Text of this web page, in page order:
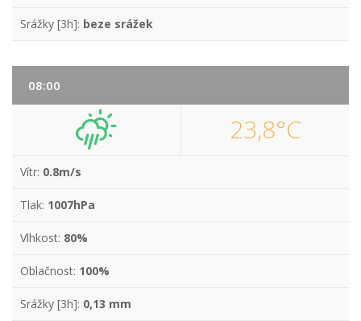
Srážky [3h]: beze srážek
08:00
23,8°C
Vítr: 0.8m/s
Tlak: 1007hPa
Vlhkost: 80%
Oblačnost: 100%
Srážky [3h]: 0,13 mm